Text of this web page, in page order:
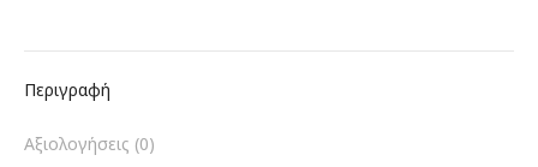
Περιγραφή
Αξιολογήσεις (0)